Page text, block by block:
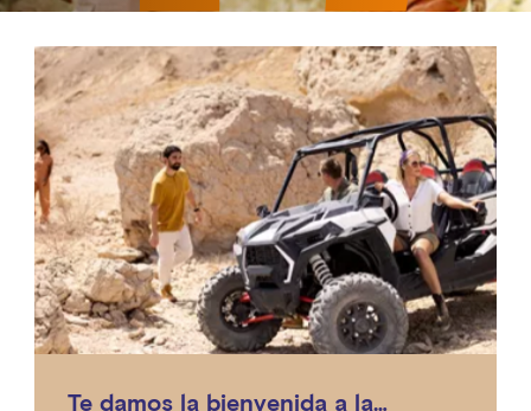
Te damos la bienvenida a la